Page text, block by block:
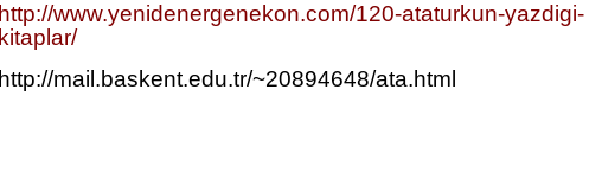
http://www.yenidenergenekon.com/120-ataturkun-yazdigi-
kitaplar/
http://mail.baskent.edu.tr/~20894648/ata.html